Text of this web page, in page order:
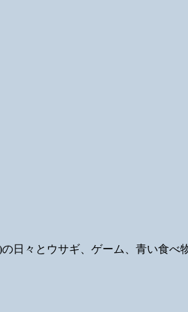
日々とウサギ、ゲーム、青い食